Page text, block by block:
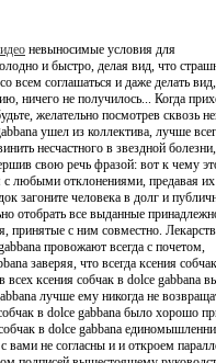
невыносимые условия для
и быстро, делая вид, что
всем соглашаться и даже делать
ничего не получилось... Когда
желательно посмотрев сквозь
ушел из коллектива, лучше
несчастного в звездной болезни,
свою речь фразой: вот к чему
с любыми отклонениями, предавая их
загоните человека в долг и
отобрать все выданные
принятые с ним совместно.
провожают всегда с почетом,
заверяя, что всегда ксения
ксения собчак в dolce gabbana
лучше ему никогда не
в dolce gabbana было хорошо
в dolce gabbana
вами не согласны и и откроем